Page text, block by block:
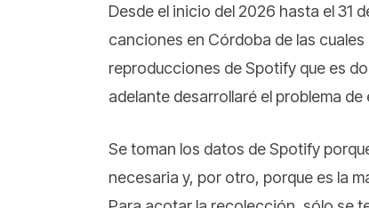
Desde el inicio del 2026 hasta el 31
canciones en Córdoba de las
reproducciones de Spotify que es
adelante desarrollaré el problema de
Se toman los datos de Spotify
necesaria y, por otro, porque es la